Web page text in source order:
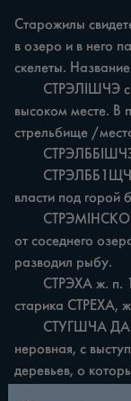
Старожилы
в озеро и в него
скелеты.
высоком месте. В
стрельбище /
власти под горой
от соседнего
разводил рыбу.
старика СТРЕХА,
неровная, с
деревьев, о